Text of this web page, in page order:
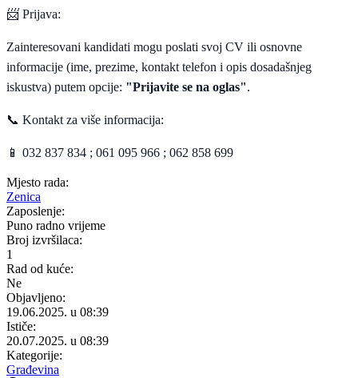
📨 Prijava:
Zainteresovani kandidati mogu poslati svoj CV ili osnovne
informacije (ime, prezime, kontakt telefon i opis dosadašnjeg
iskustva) putem opcije: "Prijavite se na oglas".
📞 Kontakt za više informacija:
📱 032 837 834 ; 061 095 966 ; 062 858 699
Mjesto rada:
Zenica
Zaposlenje:
Puno radno vrijeme
Broj izvršilaca:
1
Rad od kuće:
Ne
Objavljeno:
19.06.2025. u 08:39
Ističe:
20.07.2025. u 08:39
Kategorije:
Građevina